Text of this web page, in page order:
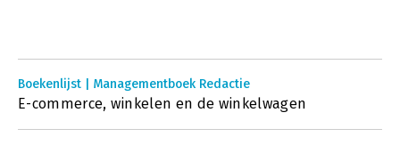
Boekenlijst | Managementboek Redactie
E-commerce, winkelen en de winkelwagen